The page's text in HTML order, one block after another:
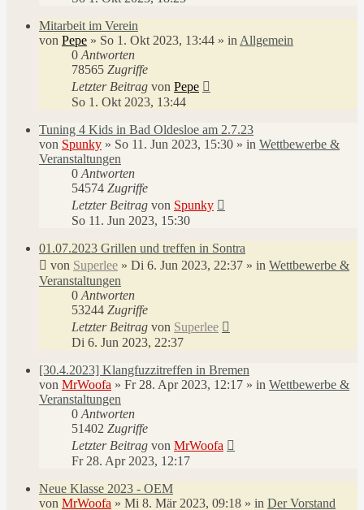
Mitarbeit im Verein
von Pepe » So 1. Okt 2023, 13:44 » in Allgemein
0 Antworten
78565 Zugriffe
Letzter Beitrag von Pepe
So 1. Okt 2023, 13:44
Tuning 4 Kids in Bad Oldesloe am 2.7.23
von Spunky » So 11. Jun 2023, 15:30 » in Wettbewerbe &
Veranstaltungen
0 Antworten
54574 Zugriffe
Letzter Beitrag von Spunky
So 11. Jun 2023, 15:30
01.07.2023 Grillen und treffen in Sontra
von Superlee » Di 6. Jun 2023, 22:37 » in Wettbewerbe &
Veranstaltungen
0 Antworten
53244 Zugriffe
Letzter Beitrag von Superlee
Di 6. Jun 2023, 22:37
[30.4.2023] Klangfuzzitreffen in Bremen
von MrWoofa » Fr 28. Apr 2023, 12:17 » in Wettbewerbe &
Veranstaltungen
0 Antworten
51402 Zugriffe
Letzter Beitrag von MrWoofa
Fr 28. Apr 2023, 12:17
Neue Klasse 2023 - OEM
von MrWoofa » Mi 8. Mär 2023, 09:18 » in Der Vorstand